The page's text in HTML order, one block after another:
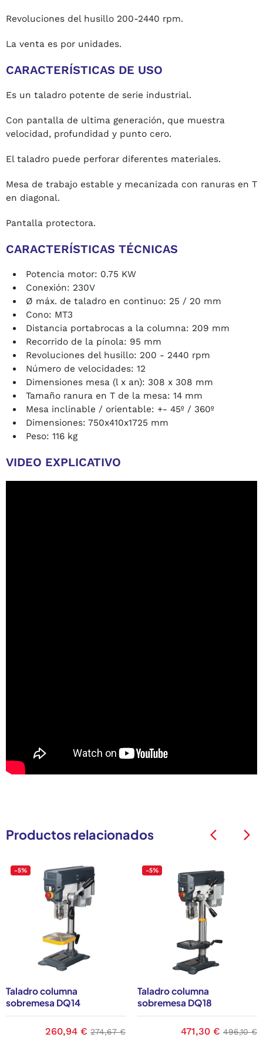
Revoluciones del husillo 200-2440 rpm.
La venta es por unidades.
CARACTERÍSTICAS DE USO
Es un taladro potente de serie industrial.
Con pantalla de ultima generación, que muestra
velocidad, profundidad y punto cero.
El taladro puede perforar diferentes materiales.
Mesa de trabajo estable y mecanizada con ranuras en T
en diagonal.
Pantalla protectora.
CARACTERÍSTICAS TÉCNICAS
Potencia motor: 0.75 KW
Conexión: 230V
Ø máx. de taladro en continuo: 25 / 20 mm
Cono: MT3
Distancia portabrocas a la columna: 209 mm
Recorrido de la pínola: 95 mm
Revoluciones del husillo: 200 - 2440 rpm
Número de velocidades: 12
Dimensiones mesa (l x an): 308 x 308 mm
Tamaño ranura en T de la mesa: 14 mm
Mesa inclinable / orientable: +- 45º / 360º
Dimensiones: 750x410x1725 mm
Peso: 116 kg
VIDEO EXPLICATIVO
Productos relacionados
Taladro columna
sobremesa DQ14
-5%
Precio
260,94 € Precio base
274,67 €
Taladro columna
sobremesa DQ18
-5%
Precio
471,30 € Precio
496,10 €
arrow_back_ios arrow_back_ios